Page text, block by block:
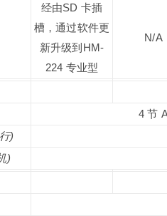
经由SD 卡插
槽，通过软件更
新升级到HM-
224 专业型
N/A
4 节
)
)